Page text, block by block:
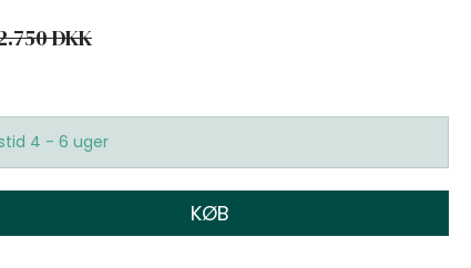
DKK
4 - 6 uger
KØB